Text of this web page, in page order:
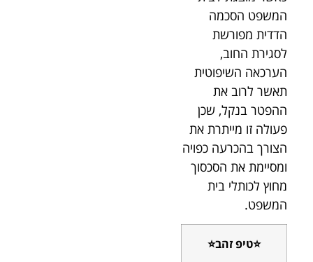
המשפט הסכמה
הדדית מפורשת
לסגירת החוב,
הערכאה השיפוטית
תאשר לרוב את
ההפטר בנקל, שכן
פעולה זו מייתרת את
הצורך בהכרעה כפויה
ומסיימת את הסכסוך
מחוץ לכותלי בית
המשפט.
⭐טיפ זהב⭐